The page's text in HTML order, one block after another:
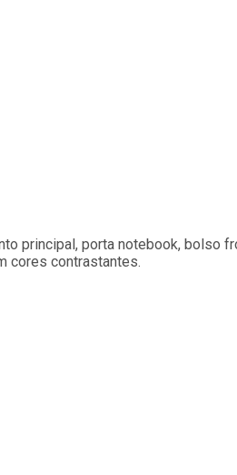
principal, porta notebook, bolso
cores contrastantes.